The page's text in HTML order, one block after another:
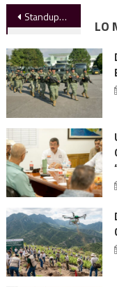
Navegación
de
entradas
Standuperos
LO